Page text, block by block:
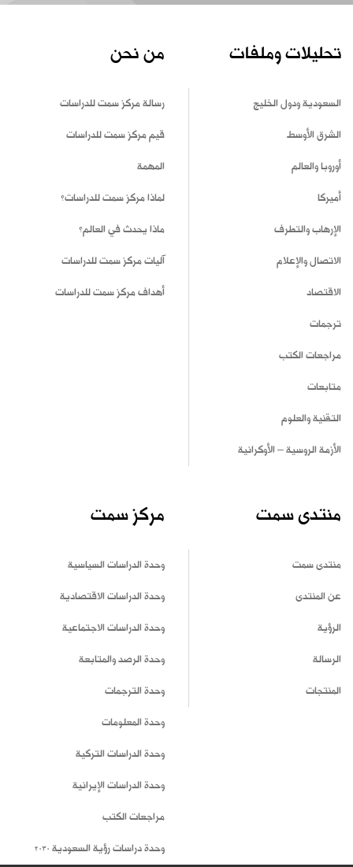
تحليلات وملفات
السعودية ودول الخليج
الشرق الأوسط
أوروبا والعالم
أميركا
الإرهاب والتطرف
الاتصال والإعلام
الاقتصاد
ترجمات
مراجعات الكتب
متابعات
التقنية والعلوم
الأزمة الروسية – الأوكرانية
من نحن
رسالة مركز سمت للدراسات
قيم مركز سمت للدراسات
المهمة
لماذا مركز سمت للدراسات؟
ماذا يحدث في العالم؟
آليات مركز سمت للدراسات
أهداف مركز سمت للدراسات
منتدى سمت
منتدى سمت
عن المنتدى
الرؤية
الرسالة
المنتجات
مركز سمت
وحدة الدراسات السياسية
وحدة الدراسات الاقتصادية
وحدة الدراسات الاجتماعية
وحدة الرصد والمتابعة
وحدة الترجمات
وحدة المعلومات
وحدة الدراسات التركية
وحدة الدراسات الإيرانية
مراجعات الكتب
وحدة دراسات رؤية السعودية 2030